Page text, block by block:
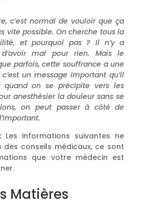
c’est normal de vouloir que ça
vite possible. On cherche tous la
et pourquoi pas ? Il n’y a
mal pour rien. Mais le
parfois, cette souffrance a une
un message important qu’il
quand on se précipite vers les
anesthésier la douleur sans se
on peut passer à côté de
Les informations suivantes ne
conseils médicaux, ce sont
que votre médecin est
Matières